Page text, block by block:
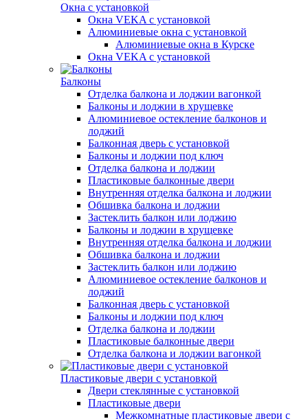
Окна с установкой
Окна VEKA с установкой
Алюминиевые окна с установкой
Алюминиевые окна в Курске
Окна VEKA с установкой
Балконы
Отделка балкона и лоджии вагонкой
Балконы и лоджии в хрущевке
Алюминиевое остекление балконов и
лоджий
Балконная дверь с установкой
Балконы и лоджии под ключ
Отделка балкона и лоджии
Пластиковые балконные двери
Внутренняя отделка балкона и лоджии
Обшивка балкона и лоджии
Застеклить балкон или лоджию
Балконы и лоджии в хрущевке
Внутренняя отделка балкона и лоджии
Обшивка балкона и лоджии
Застеклить балкон или лоджию
Алюминиевое остекление балконов и
лоджий
Балконная дверь с установкой
Балконы и лоджии под ключ
Отделка балкона и лоджии
Пластиковые балконные двери
Отделка балкона и лоджии вагонкой
Пластиковые двери с установкой
Двери стеклянные с установкой
Пластиковые двери
Межкомнатные пластиковые двери с